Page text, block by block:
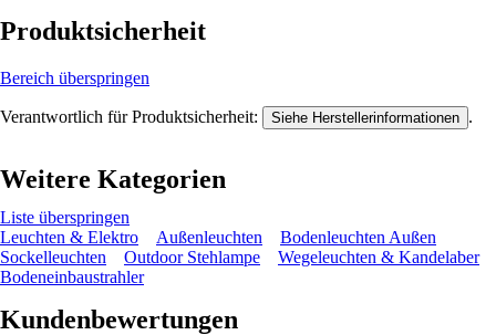
Produktsicherheit
Bereich überspringen
Verantwortlich für Produktsicherheit: Siehe Herstellerinformationen .
Weitere Kategorien
Liste überspringen
Leuchten & Elektro
Außenleuchten
Bodenleuchten Außen
Sockelleuchten
Outdoor Stehlampe
Wegeleuchten & Kandelaber
Bodeneinbaustrahler
Kundenbewertungen